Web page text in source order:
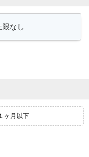
ヶ月以下